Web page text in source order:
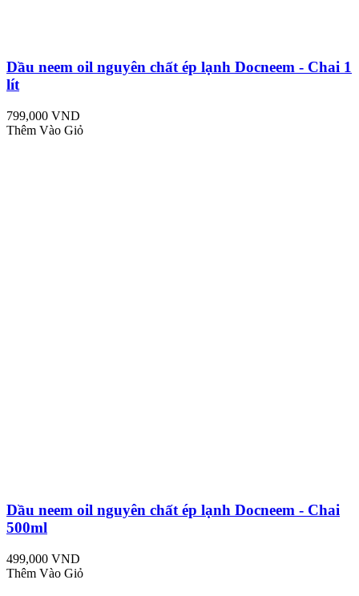
Dầu neem oil nguyên chất ép lạnh Docneem - Chai 1
lít
799,000 VND
Thêm Vào Giỏ
Dầu neem oil nguyên chất ép lạnh Docneem - Chai
500ml
499,000 VND
Thêm Vào Giỏ